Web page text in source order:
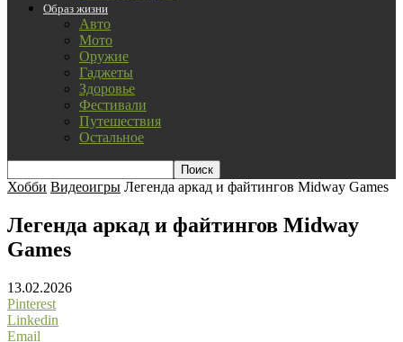
Образ жизни
Авто
Мото
Оружие
Гаджеты
Здоровье
Фестивали
Путешествия
Остальное
Хобби Видеоигры Легенда аркад и файтингов Midway Games
Легенда аркад и файтингов Midway
Games
13.02.2026
Pinterest
Linkedin
Email